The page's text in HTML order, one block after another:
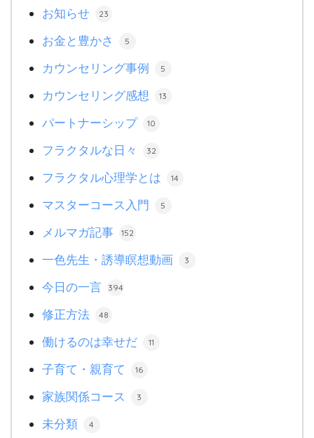
お知らせ 23
お金と豊かさ 5
カウンセリング事例 5
カウンセリング感想 13
パートナーシップ 10
フラクタルな日々 32
フラクタル心理学とは 14
マスターコース入門 5
メルマガ記事 152
一色先生・誘導瞑想動画 3
今日の一言 394
修正方法 48
働けるのは幸せだ 11
子育て・親育て 16
家族関係コース 3
未分類 4